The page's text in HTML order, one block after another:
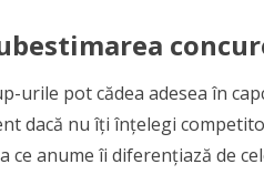
urile pot cădea adesea în
dacă nu îți înțelegi
ce anume îi diferențiază de